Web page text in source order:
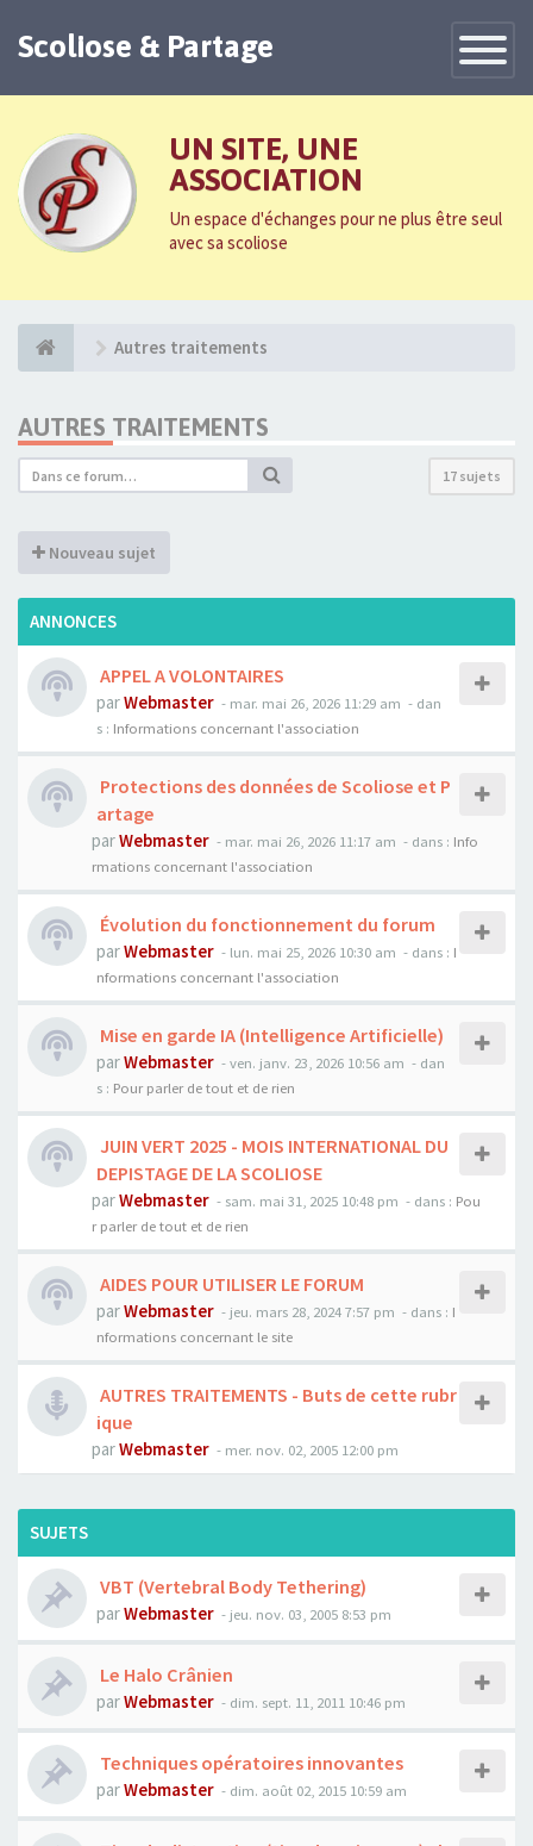
Toggle
Scoliose & Partage
UN SITE, UNE
ASSOCIATION
Un espace d'échanges pour ne plus être seul
avec sa scoliose
Autres traitements
AUTRES TRAITEMENTS
17 sujets
Nouveau sujet
ANNONCES
APPEL A VOLONTAIRES
parWebmaster - mar. mai 26, 2026 11:29 am - dan
s : Informations concernant l'association
Protections des données de Scoliose et P
artage
parWebmaster - mar. mai 26, 2026 11:17 am - dans : Info
rmations concernant l'association
Évolution du fonctionnement du forum
parWebmaster - lun. mai 25, 2026 10:30 am - dans : I
nformations concernant l'association
Mise en garde IA (Intelligence Artificielle)
parWebmaster - ven. janv. 23, 2026 10:56 am - dan
s : Pour parler de tout et de rien
JUIN VERT 2025 - MOIS INTERNATIONAL DU
DEPISTAGE DE LA SCOLIOSE
parWebmaster - sam. mai 31, 2025 10:48 pm - dans : Pou
r parler de tout et de rien
AIDES POUR UTILISER LE FORUM
parWebmaster - jeu. mars 28, 2024 7:57 pm - dans : I
nformations concernant le site
AUTRES TRAITEMENTS - Buts de cette rubr
ique
parWebmaster - mer. nov. 02, 2005 12:00 pm
SUJETS
VBT (Vertebral Body Tethering)
parWebmaster - jeu. nov. 03, 2005 8:53 pm
Le Halo Crânien
parWebmaster - dim. sept. 11, 2011 10:46 pm
Techniques opératoires innovantes
parWebmaster - dim. août 02, 2015 10:59 am